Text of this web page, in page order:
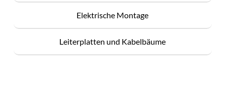
Elektrische Montage
Leiterplatten und Kabelbäume